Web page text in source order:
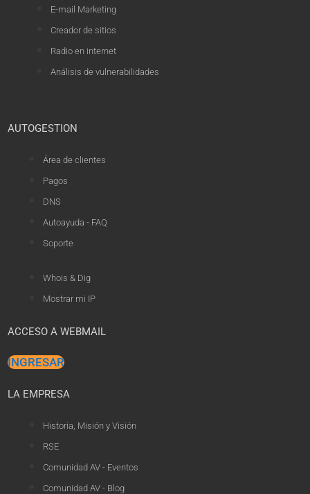
E-mail Marketing
Creador de sitios
Radio en internet
Análisis de vulnerabilidades
AUTOGESTION
Área de clientes
Pagos
DNS
Autoayuda - FAQ
Soporte
Whois & Dig
Mostrar mi IP
ACCESO A WEBMAIL
INGRESAR
LA EMPRESA
Historia, Misión y Visión
RSE
Comunidad AV - Eventos
Comunidad AV - Blog